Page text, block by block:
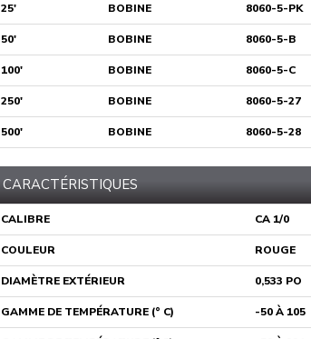
25' BOBINE 8060-5-PK
50' BOBINE 8060-5-B
100' BOBINE 8060-5-C
250' BOBINE 8060-5-27
500' BOBINE 8060-5-28
CARACTÉRISTIQUES
CALIBRE CA 1/0
COULEUR ROUGE
DIAMÈTRE EXTÉRIEUR 0,533 PO
GAMME DE TEMPÉRATURE (° C) -50 À 105